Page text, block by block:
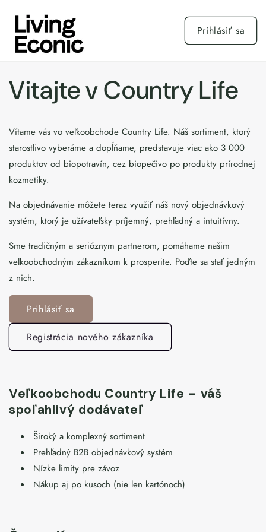
na
obsah
Prihlásiť sa
Vitajte v Country Life
Vítame vás vo veľkoobchode Country Life. Náš sortiment, ktorý
starostlivo vyberáme a dopĺňame, predstavuje viac ako 3 000
produktov od biopotravín, cez biopečivo po produkty prírodnej
kozmetiky.
Na objednávanie môžete teraz využiť náš nový objednávkový
systém, ktorý je užívateľsky príjemný, prehľadný a intuitívny.
Sme tradičným a serióznym partnerom, pomáhame našim
veľkoobchodným zákazníkom k prosperite. Poďte sa stať jedným
z nich.
Prihlásiť sa
Registrácia nového zákazníka
Veľkoobchodu Country Life – váš
spoľahlivý dodávateľ
Široký a komplexný sortiment
Prehľadný B2B objednávkový systém
Nízke limity pre závoz
Nákup aj po kusoch (nie len kartónoch)